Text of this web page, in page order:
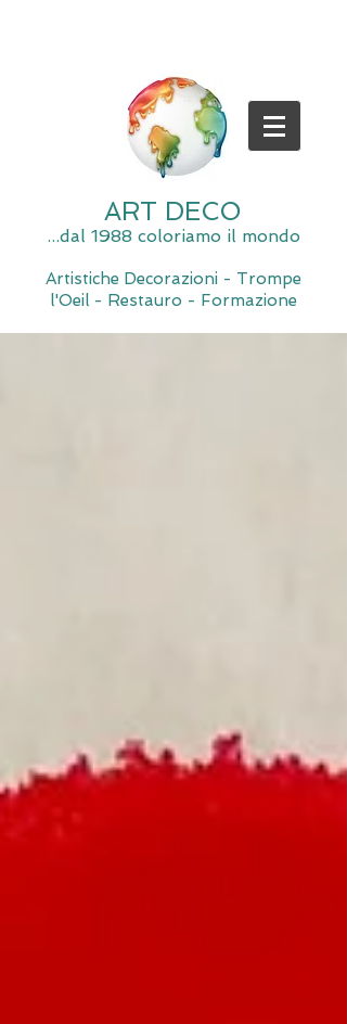
ART DECO
...dal 1988 coloriamo il mondo
Artistiche Decorazioni - Trompe
l'Oeil - Restauro - Formazione